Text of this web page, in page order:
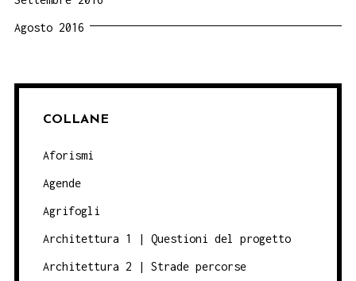
Agosto 2016
COLLANE
Aforismi
Agende
Agrifogli
Architettura 1 | Questioni del progetto
Architettura 2 | Strade percorse